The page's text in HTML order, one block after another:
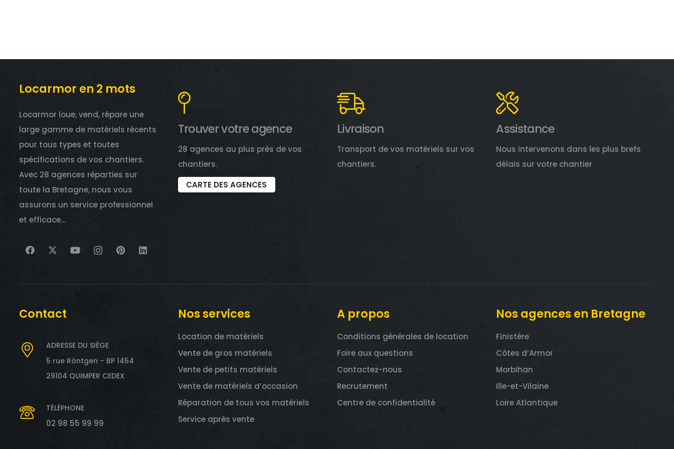
Locarmor en 2 mots
Locarmor loue, vend, répare une
large gamme de matériels récents
pour tous types et toutes
spécifications de vos chantiers.
Avec 28 agences réparties sur
toute la Bretagne, nous vous
assurons un service professionnel
et efficace…
Trouver votre agence
28 agences au plus près de vos
chantiers.
CARTE DES AGENCES
Livraison
Transport de vos matériels sur vos
chantiers.
Assistance
Nous intervenons dans les plus brefs
délais sur votre chantier
Contact
ADRESSE DU SIÈGE
5 rue Röntgen – BP 1454
29104 QUIMPER CEDEX
TÉLÉPHONE
02 98 55 99 99
Nos services
Location de matériels
Vente de gros matériels
Vente de petits matériels
Vente de matériels d’occasion
Réparation de tous vos matériels
Service après vente
A propos
Conditions générales de location
Foire aux questions
Contactez-nous
Recrutement
Centre de confidentialité
Nos agences en Bretagne
Finistère
Côtes d’Armor
Morbihan
Ille-et-Vilaine
Loire Atlantique